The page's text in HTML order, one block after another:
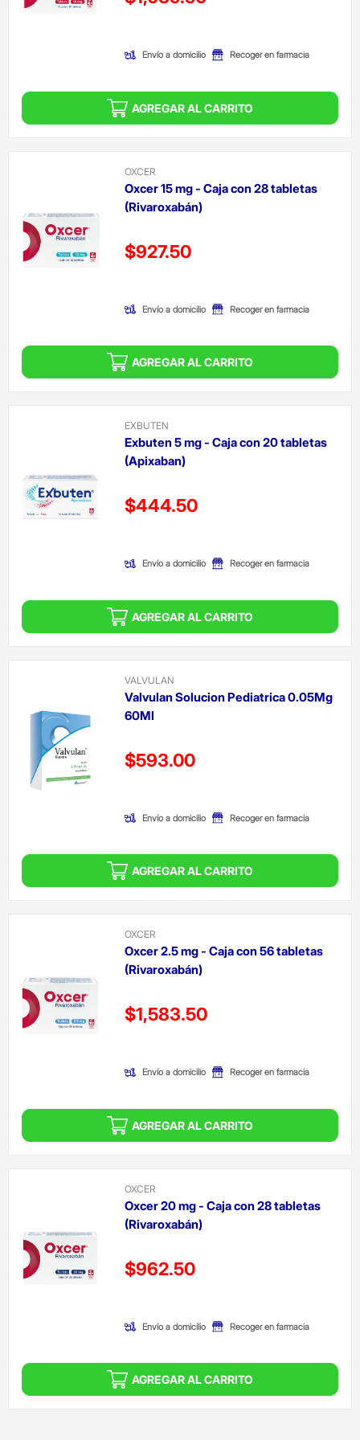
Envío a domicilio Recoger en farmacia
AGREGAR AL CARRITO
OXCER
Oxcer 15 mg - Caja con 28 tabletas
(Rivaroxabán)
Precio reducido de
$927.50
Envío a domicilio Recoger en farmacia
AGREGAR AL CARRITO
EXBUTEN
Exbuten 5 mg - Caja con 20 tabletas
(Apixaban)
Precio reducido de
$444.50
Envío a domicilio Recoger en farmacia
AGREGAR AL CARRITO
VALVULAN
Valvulan Solucion Pediatrica 0.05Mg
60Ml
Precio reducido de
$593.00
Envío a domicilio Recoger en farmacia
AGREGAR AL CARRITO
OXCER
Oxcer 2.5 mg - Caja con 56 tabletas
(Rivaroxabán)
Precio reducido de
$1,583.50
Envío a domicilio Recoger en farmacia
AGREGAR AL CARRITO
OXCER
Oxcer 20 mg - Caja con 28 tabletas
(Rivaroxabán)
Precio reducido de
$962.50
Envío a domicilio Recoger en farmacia
AGREGAR AL CARRITO